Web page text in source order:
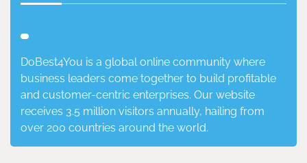
DoBest4You is a global online community where
business leaders come together to build profitable
and customer-centric enterprises. Our website
receives 3.5 million visitors annually, hailing from
over 200 countries around the world.